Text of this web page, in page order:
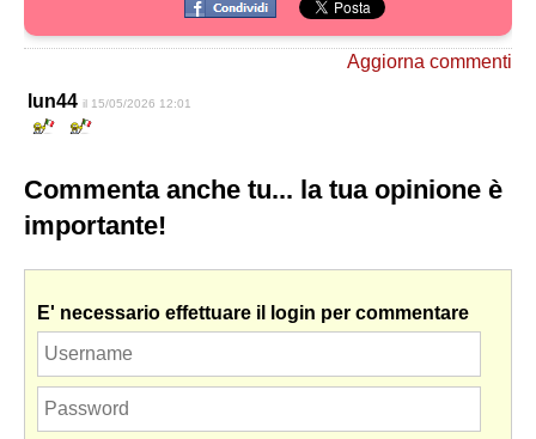
Aggiorna commenti
lun44 il 15/05/2026 12:01
Commenta anche tu... la tua opinione è
importante!
E' necessario effettuare il login per commentare